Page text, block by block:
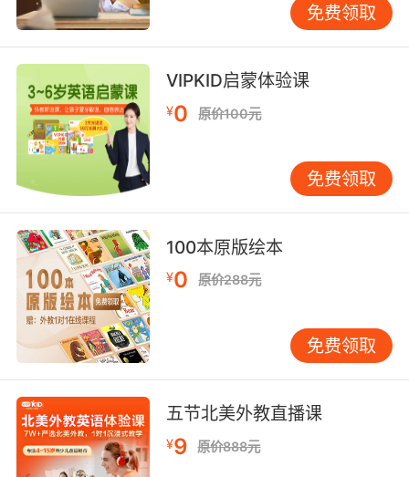
免费领取
VIPKID启蒙体验课
¥0 原价100元
免费领取
100本原版绘本
¥0 原价288元
免费领取
五节北美外教直播课
¥9 原价888元